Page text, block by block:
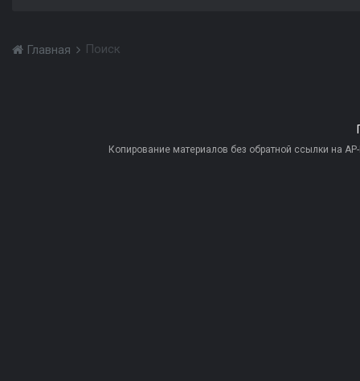
Главная Поиск
Копирование материалов без обратной ссылки на